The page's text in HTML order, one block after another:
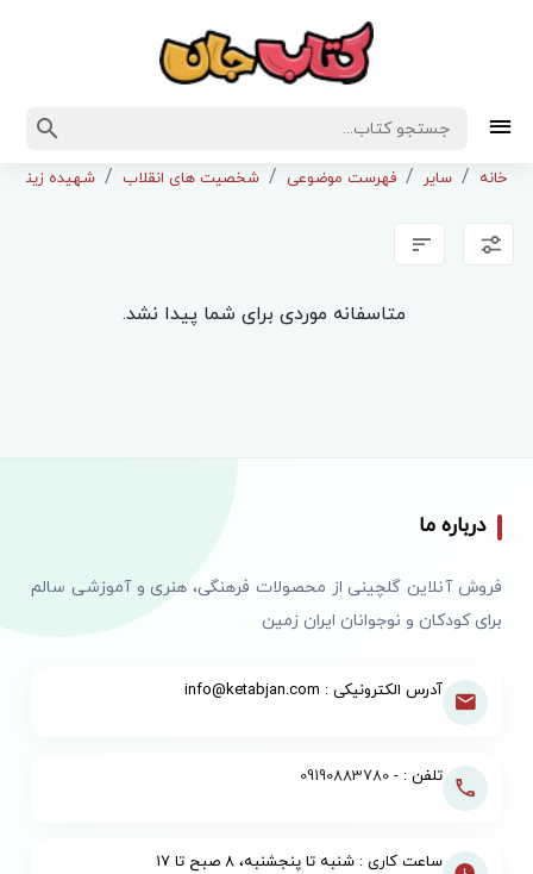
خانه سایر فهرست موضوعی شخصیت های انقلاب شهیده زینب
متاسفانه موردی برای شما پیدا نشد.
درباره ما
فروش آنلاین گلچینی از محصولات فرهنگی، هنری و آموزشی سالم
برای کودکان و نوجوانان ایران زمین
آدرس الکترونیکی : info@ketabjan.com
تلفن : -09190883780
ساعت کاری : شنبه تا پنجشنبه، ۸ صبح تا ۱۷